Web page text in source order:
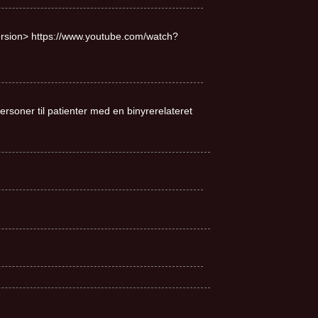
https://www.youtube.com/watch?
til patienter med en binyrerelateret